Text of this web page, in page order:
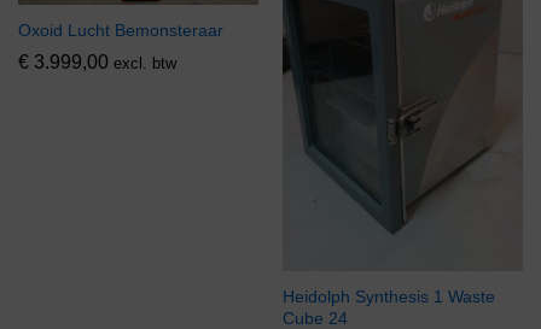
Oxoid Lucht Bemonsteraar
€ 3.999,00 excl. btw
Heidolph Synthesis 1 Waste
Cube 24